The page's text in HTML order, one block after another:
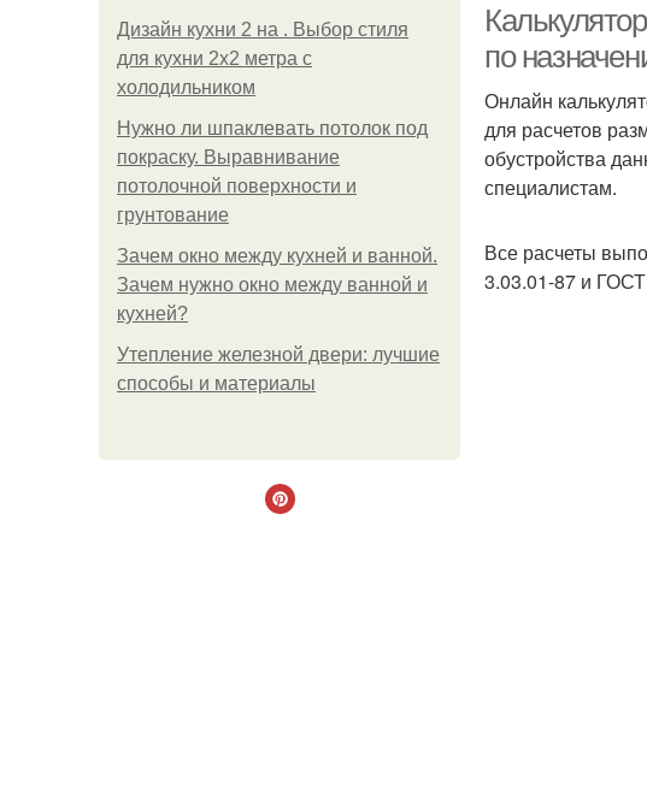
Дизайн кухни 2 на . Выбор стиля
для кухни 2х2 метра с
холодильником
Нужно ли шпаклевать потолок под
покраску. Выравнивание
потолочной поверхности и
грунтование
Зачем окно между кухней и ванной.
Зачем нужно окно между ванной и
кухней?
Утепление железной двери: лучшие
способы и материалы
по
Онлайн
для расчетов
обустройства
специалистам.
Все расчеты
3.03.01-87 и